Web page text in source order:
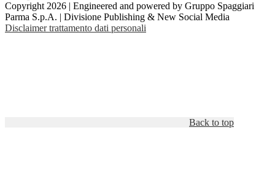
Copyright 2026 | Engineered and powered by Gruppo Spaggiari
Parma S.p.A. | Divisione Publishing & New Social Media
Disclaimer trattamento dati personali
Back to top